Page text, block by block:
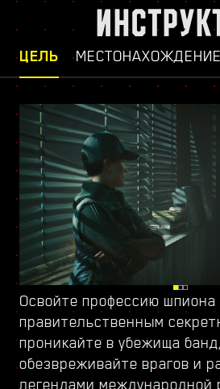
ЦЕЛЬ
Освойте профессию шпиона
правительственным
проникайте в убежища банд,
обезвреживайте врагов и
легендами международной
Проникните в полный
город, обособленную
которой управляет
вооружённая группировка
военным. Среди
Откройтеновое дерево
всё, что нужно, чтобы
Новое оружие и импланты
выжить среди отчаянных
скрытных нетраннеров и